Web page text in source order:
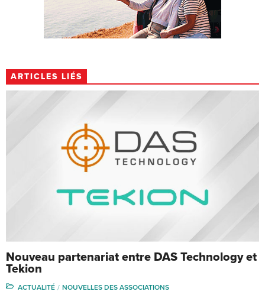
ARTICLES LIÉS
Nouveau partenariat entre DAS Technology et
Tekion
ACTUALITÉ NOUVELLES DES ASSOCIATIONS